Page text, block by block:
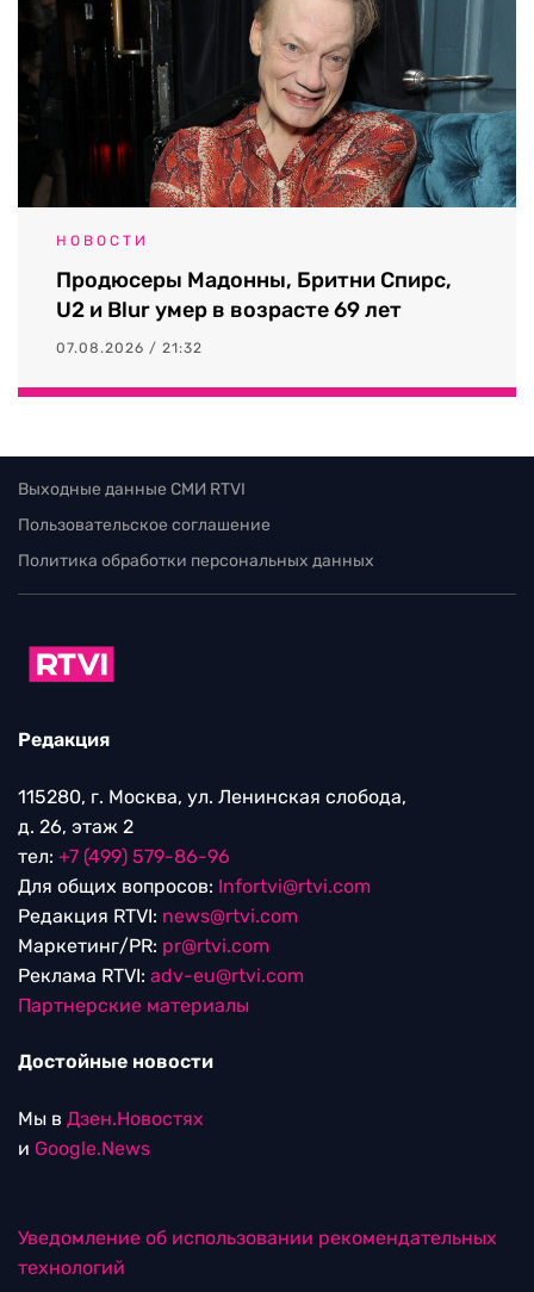
НОВОСТИ
Продюсеры Мадонны, Бритни Спирс,
U2 и Blur умер в возрасте 69 лет
07.08.2026 / 21:32
Выходные данные СМИ RTVI
Пользовательское соглашение
Политика обработки персональных данных
Редакция
115280, г. Москва, ул. Ленинская слобода,
д. 26, этаж 2
тел: +7 (499) 579-86-96
Для общих вопросов: Infortvi@rtvi.com
Редакция RTVI: news@rtvi.com
Маркетинг/PR: pr@rtvi.com
Реклама RTVI: adv-eu@rtvi.com
Партнерские материалы
Достойные новости
Мы в Дзен.Новостях
и Google.News
Уведомление об использовании рекомендательных
технологий